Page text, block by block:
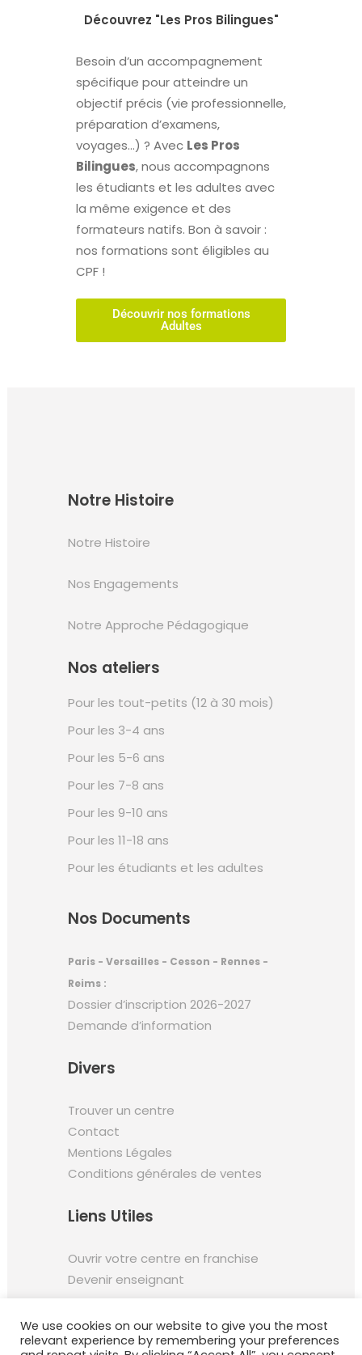
Découvrez "Les Pros Bilingues"
Besoin d’un accompagnement
spécifique pour atteindre un
objectif précis (vie professionnelle,
préparation d’examens,
voyages…) ? Avec Les Pros
Bilingues, nous accompagnons
les étudiants et les adultes avec
la même exigence et des
formateurs natifs. Bon à savoir :
nos formations sont éligibles au
CPF !
Découvrir nos formations
Adultes
Notre Histoire
Notre Histoire
Nos Engagements
Notre Approche Pédagogique
Nos ateliers
Pour les tout-petits (12 à 30 mois)
Pour les 3-4 ans
Pour les 5-6 ans
Pour les 7-8 ans
Pour les 9-10 ans
Pour les 11-18 ans
Pour les étudiants et les adultes
Nos Documents
Paris - Versailles - Cesson - Rennes -
Reims :
Dossier d’inscription 2026-2027
Demande d’information
Divers
Trouver un centre
Contact
Mentions Légales
Conditions générales de ventes
Liens Utiles
Ouvrir votre centre en franchise
Devenir enseignant
We use cookies on our website to give you the most
relevant experience by remembering your preferences